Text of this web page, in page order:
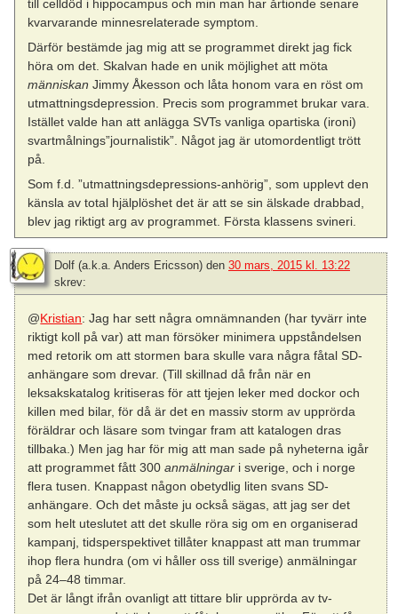
till celldöd i hippocampus och min man har årtionde senare
kvarvarande minnesrelaterade symptom.
Därför bestämde jag mig att se programmet direkt jag fick
höra om det. Skalvan hade en unik möjlighet att möta
människan Jimmy Åkesson och låta honom vara en röst om
utmattningsdepression. Precis som programmet brukar vara.
Istället valde han att anlägga SVTs vanliga opartiska (ironi)
svartmålnings”journalistik”. Något jag är utomordentligt trött
på.
Som f.d. ”utmattningsdepressions-anhörig”, som upplevt den
känsla av total hjälplöshet det är att se sin älskade drabbad,
blev jag riktigt arg av programmet. Första klassens svineri.
Dolf (a.k.a. Anders Ericsson) den 30 mars, 2015 kl. 13:22
skrev:
@Kristian: Jag har sett några omnämnanden (har tyvärr inte
riktigt koll på var) att man försöker minimera uppståndelsen
med retorik om att stormen bara skulle vara några fåtal SD-
anhängare som drevar. (Till skillnad då från när en
leksakskatalog kritiseras för att tjejen leker med dockor och
killen med bilar, för då är det en massiv storm av upprörda
föräldrar och läsare som tvingar fram att katalogen dras
tillbaka.) Men jag har för mig att man sade på nyheterna igår
att programmet fått 300anmälningar i sverige, och i norge
flera tusen. Knappast någon obetydlig liten svans SD-
anhängare. Och det måste ju också sägas, att jag ser det
som helt uteslutet att det skulle röra sig om en organiserad
kampanj, tidsperspektivet tillåter knappast att man trummar
ihop flera hundra (om vi håller oss till sverige) anmälningar
på 24–48 timmar.
Det är långt ifrån ovanligt att tittare blir upprörda av tv-